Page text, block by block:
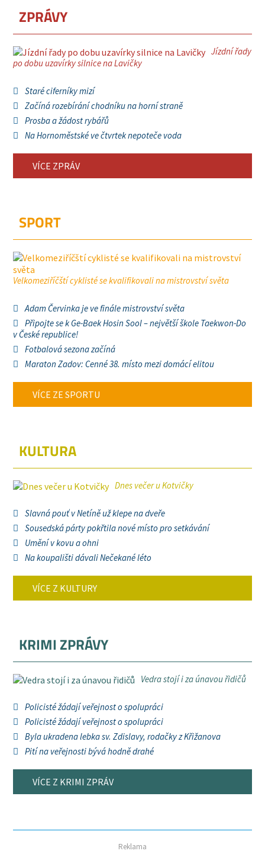
ZPRÁVY
Jízdní řady
po dobu uzavírky silnice na Lavičky
Staré ciferníky mizí
Začíná rozebírání chodníku na horní straně
Prosba a žádost rybářů
Na Hornoměstské ve čtvrtek nepoteče voda
VÍCE ZPRÁV
SPORT
Velkomeziříčští cyklisté se kvalifikovali na mistrovství světa
Adam Červinka je ve finále mistrovství světa
Připojte se k Ge-Baek Hosin Sool – největší škole Taekwon-Do
v České republice!
Fotbalová sezona začíná
Maraton Zadov: Cenné 38. místo mezi domácí elitou
VÍCE ZE SPORTU
KULTURA
Dnes večer u Kotvičky
Slavná pouť v Netíně už klepe na dveře
Sousedská párty pokřtila nové místo pro setkávání
Umění v kovu a ohni
Na koupališti dávali Nečekané léto
VÍCE Z KULTURY
KRIMI ZPRÁVY
Vedra stojí i za únavou řidičů
Policisté žádají veřejnost o spolupráci
Policisté žádají veřejnost o spolupráci
Byla ukradena lebka sv. Zdislavy, rodačky z Křižanova
Pití na veřejnosti bývá hodně drahé
VÍCE Z KRIMI ZPRÁV
Reklama